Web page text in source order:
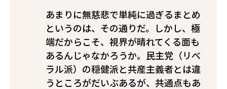
あまりに無慈悲で単純に過ぎるまとめ
というのは、その通りだ。しかし、極
端だからこそ、視界が晴れてくる面も
あるんじゃなかろうか。民主党（リべ
ラル派）の穏健派と共産主義者とは違
うところがだいぶあるが、共通点もあ